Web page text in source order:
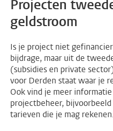
Projecten
geldstroom
Is je project niet
bijdrage, maar uit de
(subsidies en private
voor Derden staat waar je
Ook vind je meer
projectbeheer,
tarieven die je mag rekenen.